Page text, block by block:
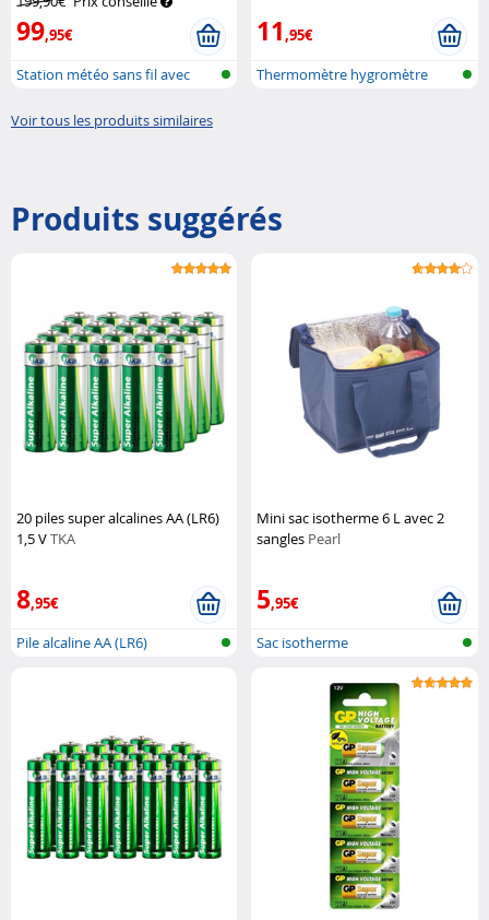
99,95€
Station météo sans fil avec
11,95€
Thermomètre hygromètre
Voir tous les produits similaires
Produits suggérés
20 piles super alcalines AA (LR6)
1,5 VTKA
8,95€
Pile alcaline AA (LR6)
Mini sac isotherme 6 L avec 2
sangles Pearl
5,95€
Sac isotherme